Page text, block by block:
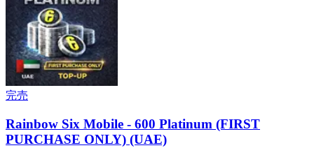
完売
Rainbow Six Mobile - 600 Platinum (FIRST
PURCHASE ONLY) (UAE)